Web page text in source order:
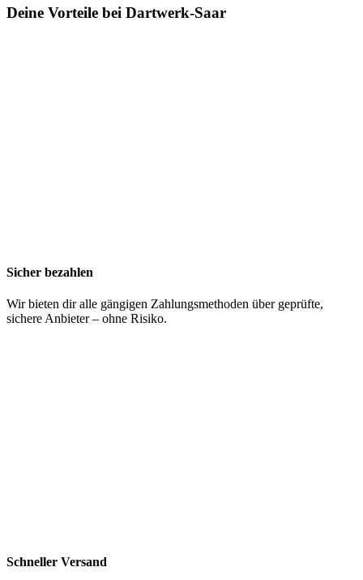
Deine Vorteile bei Dartwerk-Saar
Sicher bezahlen
Wir bieten dir alle gängigen Zahlungsmethoden über geprüfte,
sichere Anbieter – ohne Risiko.
Schneller Versand